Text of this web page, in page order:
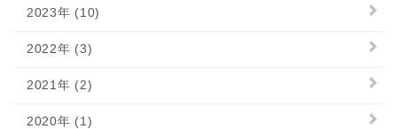
2023年 (10)
2022年 (3)
2021年 (2)
2020年 (1)